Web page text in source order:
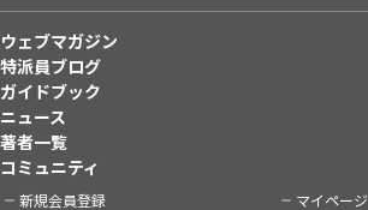
ウェブマガジン
特派員ブログ
ガイドブック
ニュース
著者一覧
コミュニティ
新規会員登録 マイページ